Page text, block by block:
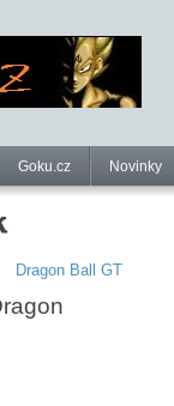
Goku.cz Novinky
Dragon Ball GT